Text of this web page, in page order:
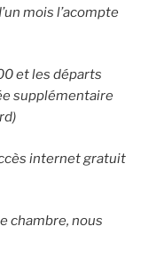
mois l’acompte
et les départs
supplémentaire
internet gratuit
chambre, nous